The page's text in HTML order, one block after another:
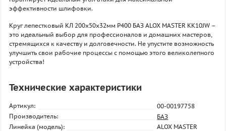
эффективности шлифовки.
Круг лепестковый КЛ 200х50х32мм P400 БАЗ ALOX MASTER KK10JW –
это идеальный выбор для профессионалов и домашних мастеров,
стремящихся к качеству и долговечности. Не упустите возможность
улучшить свои рабочие процессы с помощью этого великолепного
устройства!
Технические характеристики
Артикул:
00-00197758
Производитель:
БАЗ
Линейка (модель):
ALOX MASTER